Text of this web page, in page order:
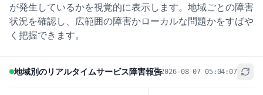
が発生しているかを視覚的に表示します。地域ごとの障害
状況を確認し、広範囲の障害かローカルな問題かをすばや
く把握できます。
地域別のリアルタイムサービス障害報告2026-08-07 05:04:07
+